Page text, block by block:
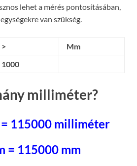
lehet a mérés pontosításában,
van szükség.
>
Mm
1000
milliméter?
115000 milliméter
= 115000 mm